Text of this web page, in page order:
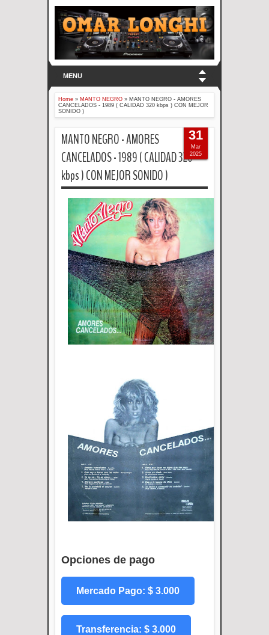
MENU
Home » MANTO NEGRO » MANTO NEGRO - AMORES
CANCELADOS - 1989 ( CALIDAD 320 kbps ) CON MEJOR
SONIDO )
MANTO NEGRO - AMORES
CANCELADOS - 1989 ( CALIDAD 320
kbps ) CON MEJOR SONIDO )
Opciones de pago
Mercado Pago: $ 3.000
Transferencia: $ 3.000
31
Mar
2025